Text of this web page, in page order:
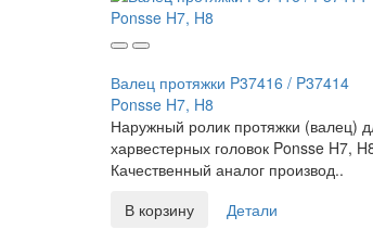
Валец протяжки P37416 / P37414
Ponsse H7, H8
Наружный ролик протяжки (валец)
харвестерных головок Ponsse H7,
Качественный аналог производ..
В корзину
Детали